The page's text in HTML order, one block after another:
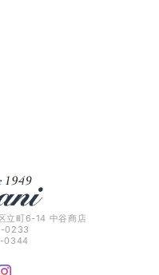
立町6-14 中谷商店
0233
0344